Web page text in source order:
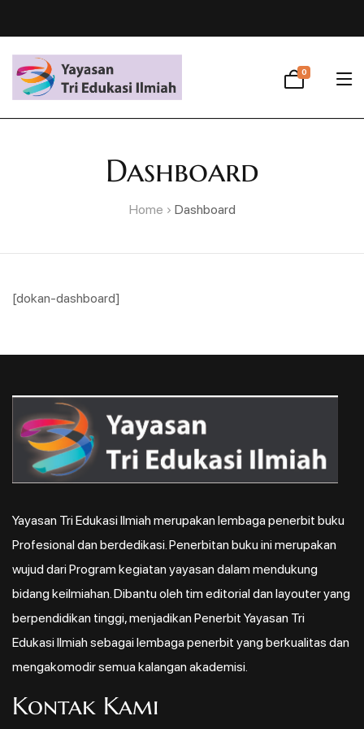
0
Dashboard
Home Dashboard
[dokan-dashboard]
Yayasan Tri Edukasi Ilmiah merupakan lembaga penerbit buku
Profesional dan berdedikasi. Penerbitan buku ini merupakan
wujud dari Program kegiatan yayasan dalam mendukung
bidang keilmiahan. Dibantu oleh tim editorial dan layouter yang
berpendidikan tinggi, menjadikan Penerbit Yayasan Tri
Edukasi Ilmiah sebagai lembaga penerbit yang berkualitas dan
mengakomodir semua kalangan akademisi.
Kontak Kami